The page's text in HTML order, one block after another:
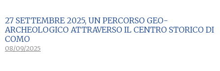
27 SETTEMBRE 2025, UN PERCORSO GEO-
ARCHEOLOGICO ATTRAVERSO IL CENTRO STORICO DI
COMO
08/09/2025